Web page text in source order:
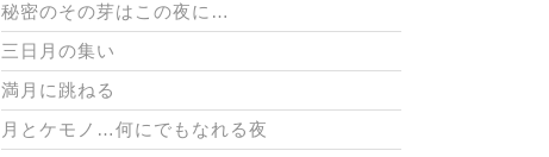
秘密のその芽はこの夜に…
三日月の集い
満月に跳ねる
月とケモノ…何にでもなれる夜